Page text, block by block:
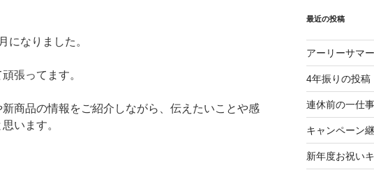
になりました。
張ってます。
商品の情報をご紹介しながら、伝えたいことや感
います。
最近の投稿
アーリーサマ
4年振りの投稿
連休前の一仕事
キャンペーン
新年度お祝い